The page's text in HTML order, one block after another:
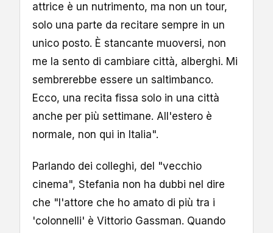
attrice è un nutrimento, ma non un tour,
solo una parte da recitare sempre in un
unico posto. È stancante muoversi, non
me la sento di cambiare città, alberghi. Mi
sembrerebbe essere un saltimbanco.
Ecco, una recita fissa solo in una città
anche per più settimane. All'estero è
normale, non qui in Italia".
Parlando dei colleghi, del "vecchio
cinema", Stefania non ha dubbi nel dire
che "l'attore che ho amato di più tra i
'colonnelli' è Vittorio Gassman. Quando